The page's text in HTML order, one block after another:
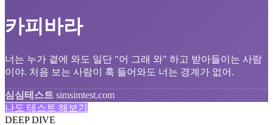
카피바라
너는 누가 곁에 와도 일단 "어 그래 와" 하고 받아들이는 사람
이야. 처음 보는 사람이 훅 들어와도 너는 경계가 없어.
심심테스트 simsimtest.com
나도 테스트 해보기
DEEP DIVE